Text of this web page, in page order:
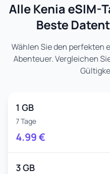
Alle Kenia eSIM-
Beste
Wählen Sie den perfekten
Abenteuer. Vergleichen
1 GB
7 Tage
4.99€
3 GB